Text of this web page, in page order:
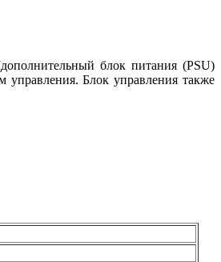
блок питания (PSU)
Блок управления также